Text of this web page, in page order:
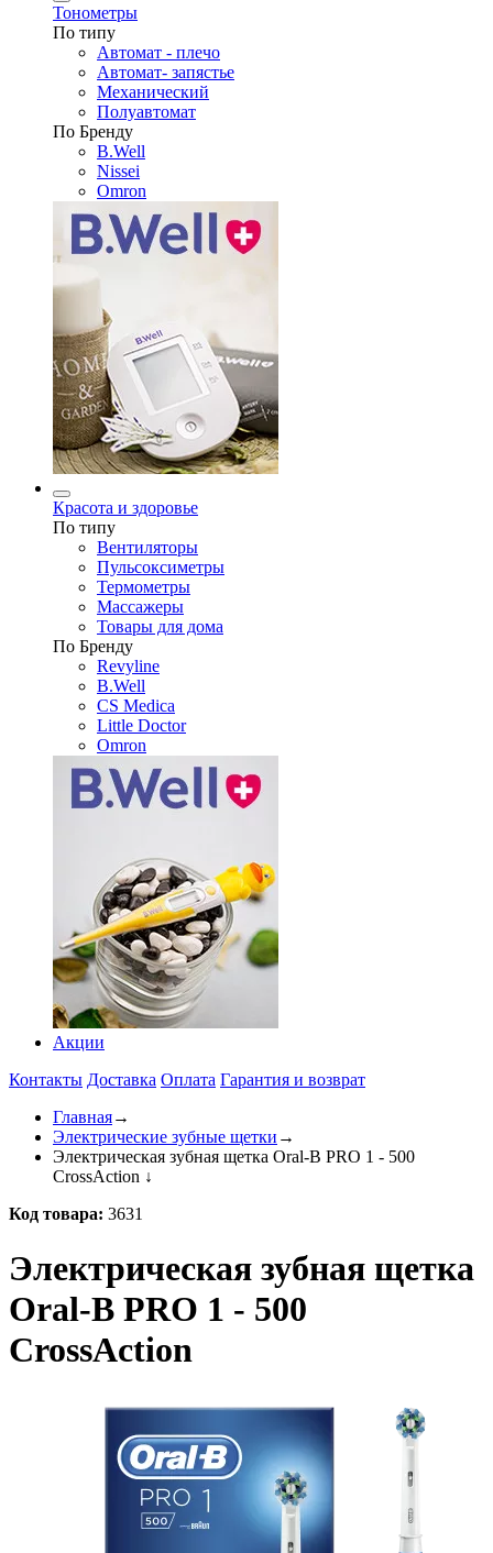
Тонометры
По типу
Автомат - плечо
Автомат- запястье
Механический
Полуавтомат
По Бренду
B.Well
Nissei
Omron
Красота и здоровье
По типу
Вентиляторы
Пульсоксиметры
Термометры
Массажеры
Товары для дома
По Бренду
Revyline
B.Well
CS Medica
Little Doctor
Omron
Акции
Контакты Доставка Оплата Гарантия и возврат
Главная→
Электрические зубные щетки →
Электрическая зубная щетка Oral-B PRO 1 - 500
CrossAction ↓
Код товара: 3631
Электрическая зубная щетка
Oral-B PRO 1 - 500
CrossAction